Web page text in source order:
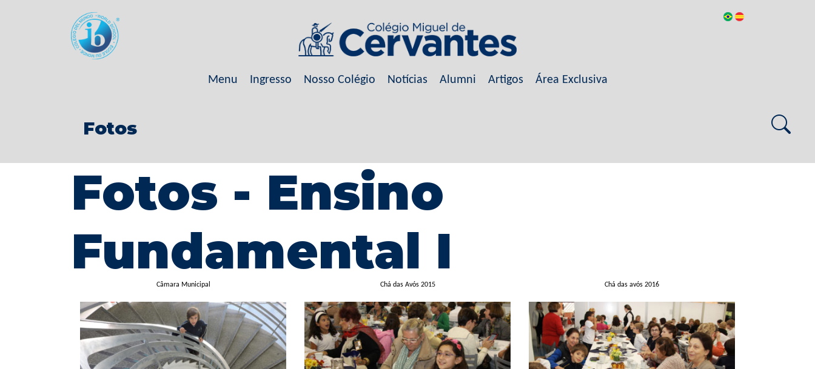
Menu Ingresso Nosso Colégio Notícias Alumni Artigos Área Exclusiva
Fotos
Fotos - Ensino
Fundamental I
Câmara Municipal Chá das Avós 2015 Chá das avós 2016